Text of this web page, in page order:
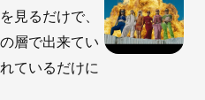
見るだけで、
層で出来てい
ているだけに